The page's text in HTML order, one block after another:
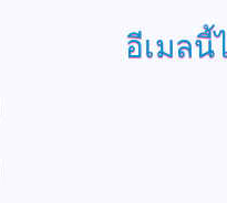
อีเมลนี้